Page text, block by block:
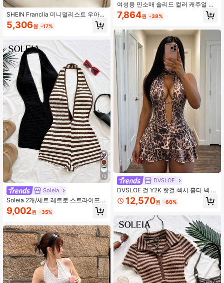
SHEIN Franclia 미니멀리스트 우아한
브이넥 스트라이프 프린트 핏 허리 버
튼 장식 통근 일상 착용 여성 파티 바
5,306원 -17%
10
Soleia
Soleia 2개/세트 레트로 스트라이프
대비 컬러 홀터 섹시 여성 점프수트 +
블랙 홀터 점프수트, 캐주얼 휴가, 데
여행, 음악 축제, 파티, 보헤미안, 히피,
서양 스타일, 안팎으로 착용 가능, 일
상 출퇴근
9,002원 -35%
여성용 민소매 솔리드 컬러 캐주얼 점
프수트 포켓 포함, 여름 패션 점프수트
7,864원 -38%
DVSLOE
DVSLOE 걸 Y2K 핫걸 섹시 홀터 넥 브
이넥 짧은 드레스, 휴가용 러플 헴 미
니 드레스, 여름 가을 겨울 데이트 파
12,570원 -60%